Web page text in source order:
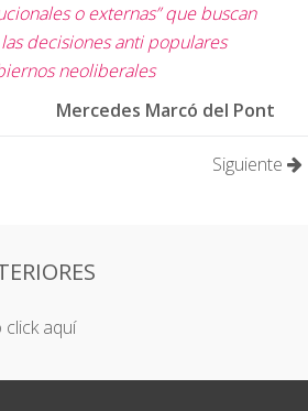
o externas” que buscan
decisiones anti populares
neoliberales
Mercedes Marcó del Pont
Siguiente
aquí